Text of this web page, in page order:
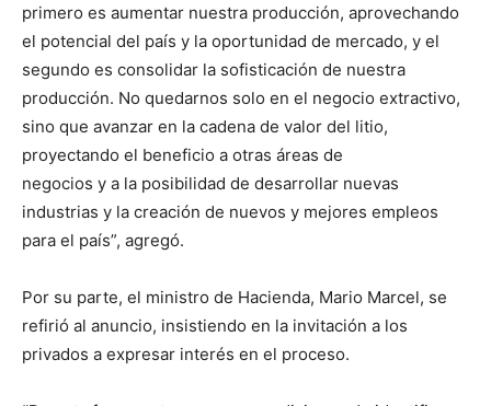
primero es aumentar nuestra producción, aprovechando
el potencial del país y la oportunidad de mercado, y el
segundo es consolidar la sofisticación de nuestra
producción. No quedarnos solo en el negocio extractivo,
sino que avanzar en la cadena de valor del litio,
proyectando el beneficio a otras áreas de
negocios y a la posibilidad de desarrollar nuevas
industrias y la creación de nuevos y mejores empleos
para el país”, agregó.
Por su parte, el ministro de Hacienda, Mario Marcel, se
refirió al anuncio, insistiendo en la invitación a los
privados a expresar interés en el proceso.